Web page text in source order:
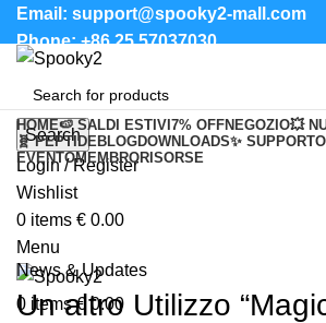
Email: support@spooky2-mall.com
Phone: +86 25 57037030
Search
Login / Register
Wishlist
0 items € 0.00
Menu
0 items € 0.00
HOME🍉 SALDI ESTIVI 7% OFFNEGOZIO💥
🧬 PEPTIDEBLOGDOWNLOADS✨ SUPPORTO
EVENTOMEMBRORISORSE
News & Updates
Un altro Utilizzo